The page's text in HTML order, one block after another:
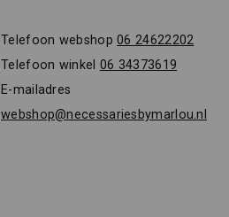
Telefoon webshop06 24622202
Telefoon winkel 06 34373619
E-mailadres
webshop@necessariesbymarlou.nl